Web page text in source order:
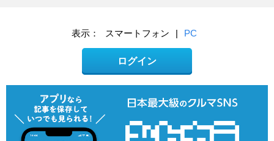
表示： スマートフォン | PC
ログイン